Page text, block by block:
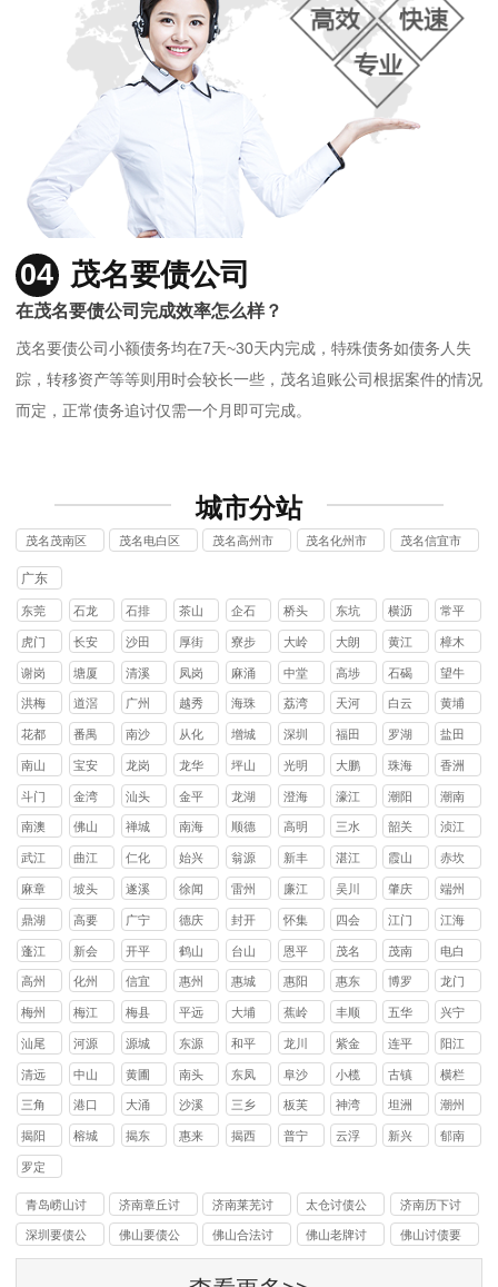
04 茂名要债公司
在茂名要债公司完成效率怎么样？
茂名要债公司小额债务均在7天~30天内完成，特殊债务如债务人失
踪，转移资产等等则用时会较长一些，茂名追账公司根据案件的情况
而定，正常债务追讨仅需一个月即可完成。
城市分站
茂名茂南区
讨债公司
茂名电白区
茂名高州市
茂名化州市
茂名信宜市
广东
东莞
石龙
镇
石排
镇
茶山
镇
企石
镇
桥头
镇
东坑
镇
横沥
镇
常平
镇
虎门
镇
长安
镇
沙田
镇
厚街
镇
寮步
镇
大岭
山镇
大朗
镇
黄江
镇
樟木
头镇
谢岗
镇
塘厦
镇
清溪
镇
凤岗
镇
麻涌
镇
中堂
镇
高埗
镇
石碣
镇
望牛
墩镇
洪梅
镇
道滘
镇
广州
越秀
区
海珠
区
荔湾
区
天河
区
白云
区
黄埔
区
花都
区
番禺
区
南沙
区
从化
区
增城
区
深圳
福田
区
罗湖
区
盐田
区
南山
区
宝安
区
龙岗
区
龙华
区
坪山
区
光明
区
大鹏
新区
珠海
香洲
区
斗门
区
金湾
区
汕头
金平
区
龙湖
区
澄海
区
濠江
区
潮阳
区
潮南
区
南澳
县
佛山
禅城
区
南海
区
顺德
区
高明
区
三水
区
韶关
浈江
区
武江
区
曲江
区
仁化
县
始兴
县
翁源
县
新丰
县
湛江
霞山
区
赤坎
区
麻章
区
坡头
区
遂溪
县
徐闻
县
雷州
市
廉江
市
吴川
市
肇庆
端州
区
鼎湖
区
高要
区
广宁
县
德庆
县
封开
县
怀集
县
四会
市
江门
江海
区
蓬江
区
新会
区
开平
县
鹤山
县
台山
县
恩平
县
茂名
茂南
区
电白
区
高州
市
化州
市
信宜
市
惠州
惠城
区
惠阳
区
惠东
县
博罗
县
龙门
县
梅州
梅江
区
梅县
区
平远
县
大埔
县
蕉岭
县
丰顺
县
五华
县
兴宁
市
汕尾 河源
源城
区
东源
县
和平
县
龙川
县
紫金
县
连平
县
阳江
清远 中山
黄圃
镇
南头
镇
东凤
镇
阜沙
镇
小榄
镇
古镇
镇
横栏
镇
三角
镇
港口
镇
大涌
镇
沙溪
镇
三乡
镇
板芙
镇
神湾
镇
坦洲
镇
潮州
揭阳
榕城
揭东
惠来
揭西
普宁
云浮
新兴
郁南
罗定
市
青岛崂山讨
债公司
济南章丘讨
债公司
济南莱芜讨
债公司
太仓讨债公
司
济南历下讨
债
深圳要债公
司
佛山要债公
司
佛山合法讨
债公司
佛山老牌讨
债公司
佛山讨债要
账公司